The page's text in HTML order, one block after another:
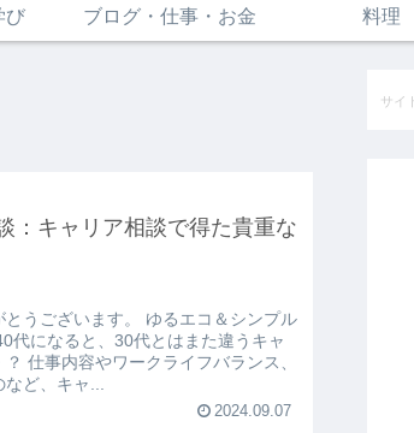
び ブログ・仕事・お金 料理
：キャリア相談で得た貴重な
うございます。 ゆるエコ＆シンプル
代になると、30代とはまた違うキャ
仕事内容やワークライフバランス、
ど、キャ...
2024.09.07